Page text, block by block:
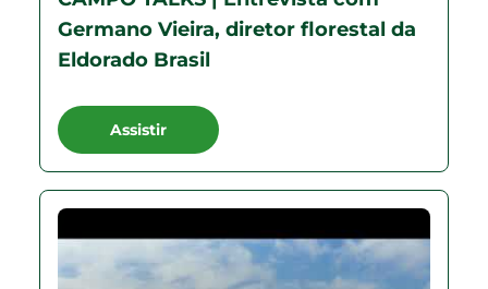
Germano Vieira, diretor florestal da
Eldorado Brasil
Assistir